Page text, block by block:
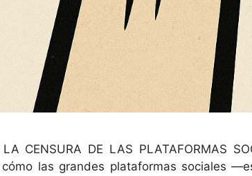
LA CENSURA DE LAS PLATAFORMAS
las grandes plataformas sociales